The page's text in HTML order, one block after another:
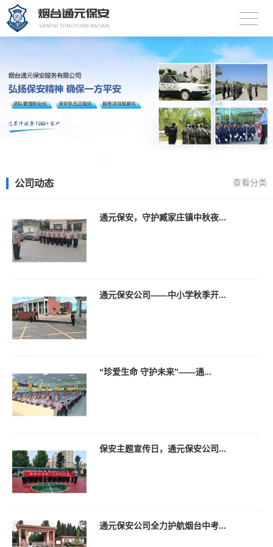
公司动态 查看分类
通元保安，守护臧家庄镇中秋夜...
通元保安公司——中小学秋季开...
“珍爱生命 守护未来”——通...
保安主题宣传日，通元保安公司...
通元保安公司全力护航烟台中考...